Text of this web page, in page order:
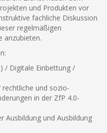
und Produkten vor
fachliche Diskussion
regelmäßigen
anzubieten.
/ Digitale Einbettung /
und sozio-
in der ZfP 4.0-
Ausbildung und Ausbildung